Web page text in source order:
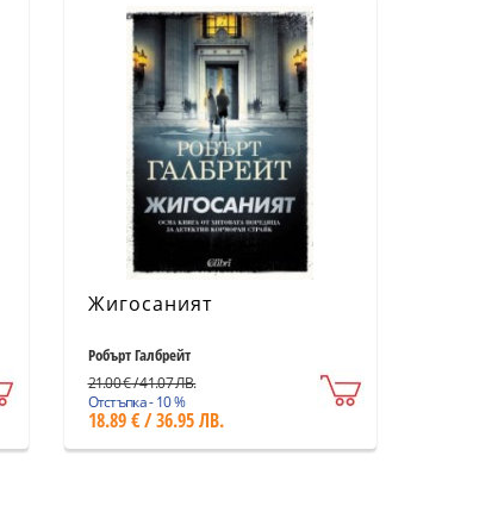
Жигосаният
Робърт Галбрейт
21.00 € / 41.07 ЛВ.
Отстъпка - 10 %
18.89 € / 36.95 ЛВ.